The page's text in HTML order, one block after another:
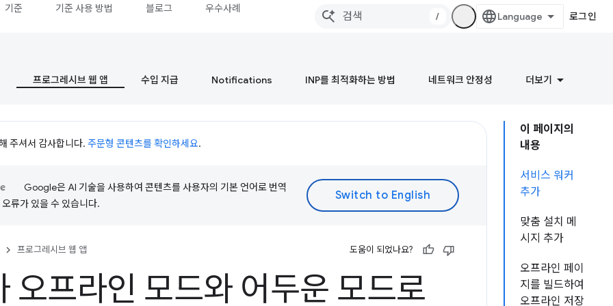
기준 기준 사용 방법 블로그 우수사례
/ 로그인
프로그레시브 웹 앱 수입 지급 Notifications INP를 최적화하는 방법 네트워크 안정성 더보기
이 페이지의
내용
서비스 워커
추가
맞춤 설치 메
시지 추가
오프라인 페이
지를 빌드하여
오프라인 저장
주셔서 감사합니다. 주문형 콘텐츠를 확인하세요.
Google은 AI 기술을 사용하여 콘텐츠를 사용자의 기본 언어로 번역
류가 있을 수 있습니다.
프로그레시브 웹 앱 도움이 되었나요?
오프라인 모드와 어두운 모드로